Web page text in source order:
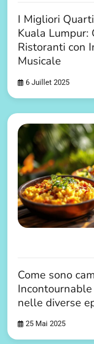
I Migliori
Kuala Lumpur:
Ristoranti con
Musicale
6 Juillet 2025
Come sono
nelle diverse
25 Mai 2025